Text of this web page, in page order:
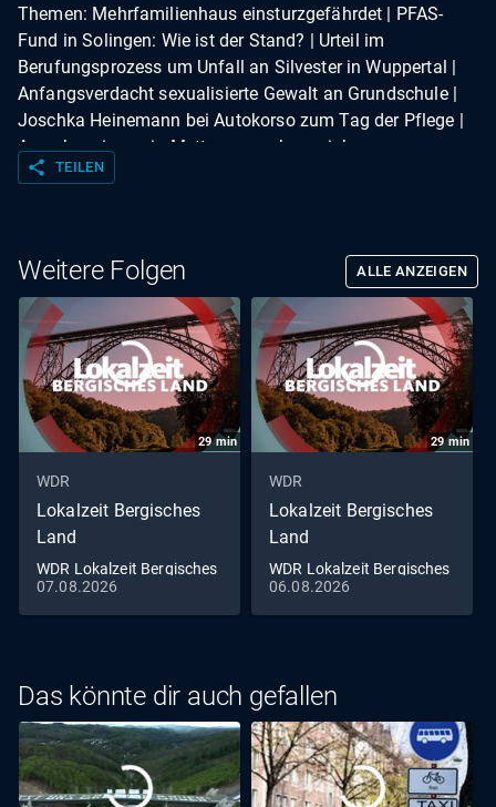
Themen: Mehrfamilienhaus einsturzgefährdet | PFAS-
Fund in Solingen: Wie ist der Stand? | Urteil im
Berufungsprozess um Unfall an Silvester in Wuppertal |
Anfangsverdacht sexualisierte Gewalt an Grundschule |
Joschka Heinemann bei Autokorso zum Tag der Pflege |
Anwohner:innen in Mettmann wehren sich gegen
Wohnungsbau | In Sprockhövel soll eine Kuhweide für
Rollstuhlrampen aus Legosteinen | Wetter
share TEILEN
Weitere Folgen ALLE ANZEIGEN
29min
WDR
Lokalzeit Bergisches
Land
WDR Lokalzeit Bergisches
Land
07.08.2026
29min
WDR
Lokalzeit Bergisches
Land
WDR Lokalzeit Bergisches
Land
06.08.2026
Das könnte dir auch gefallen